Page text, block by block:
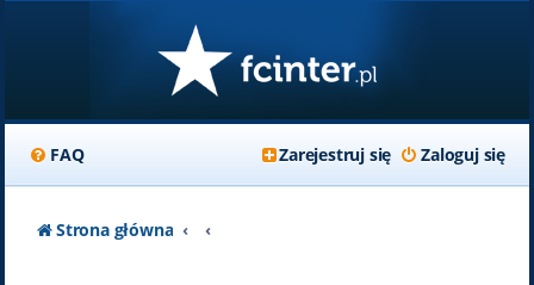
FAQ Zaloguj się
Zarejestruj się
Strona główna